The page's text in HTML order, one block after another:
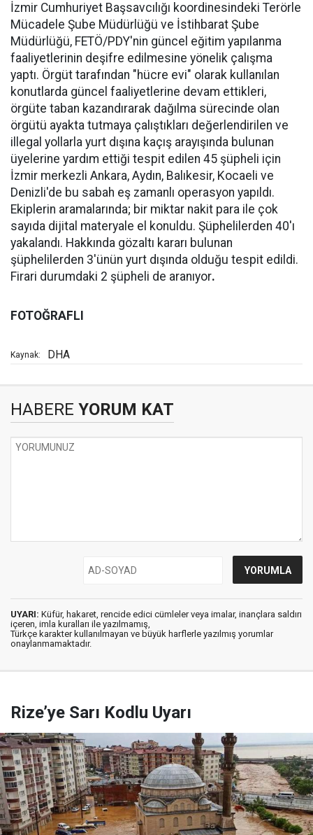
İzmir Cumhuriyet Başsavcılığı koordinesindeki Terörle
Mücadele Şube Müdürlüğü ve İstihbarat Şube
Müdürlüğü, FETÖ/PDY'nin güncel eğitim yapılanma
faaliyetlerinin deşifre edilmesine yönelik çalışma
yaptı. Örgüt tarafından "hücre evi" olarak kullanılan
konutlarda güncel faaliyetlerine devam ettikleri,
örgüte taban kazandırarak dağılma sürecinde olan
örgütü ayakta tutmaya çalıştıkları değerlendirilen ve
illegal yollarla yurt dışına kaçış arayışında bulunan
üyelerine yardım ettiği tespit edilen 45 şüpheli için
İzmir merkezli Ankara, Aydın, Balıkesir, Kocaeli ve
Denizli'de bu sabah eş zamanlı operasyon yapıldı.
Ekiplerin aramalarında; bir miktar nakit para ile çok
sayıda dijital materyale el konuldu. Şüphelilerden 40'ı
yakalandı. Hakkında gözaltı kararı bulunan
şüphelilerden 3'ünün yurt dışında olduğu tespit edildi.
Firari durumdaki 2 şüpheli de aranıyor.
FOTOĞRAFLI
Kaynak: DHA
HABERE YORUM KAT
UYARI: Küfür, hakaret, rencide edici cümleler veya imalar, inançlara saldırı
içeren, imla kuralları ile yazılmamış,
Türkçe karakter kullanılmayan ve büyük harflerle yazılmış yorumlar
onaylanmamaktadır.
Rize’ye Sarı Kodlu Uyarı